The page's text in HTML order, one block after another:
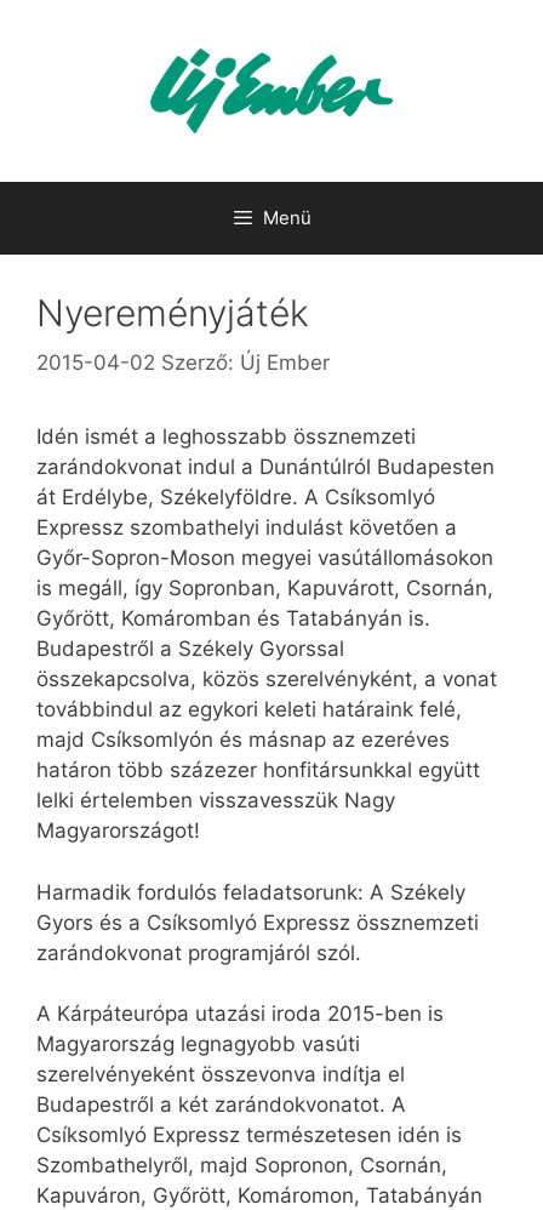
Menü
Nyereményjáték
2015-04-02 Szerző: Új Ember
Idén ismét a leghosszabb össznemzeti
zarándokvonat indul a Dunántúlról Budapesten
át Erdélybe, Székelyföldre. A Csíksomlyó
Expressz szombathelyi indulást követően a
Győr-Sopron-Moson megyei vasútállomásokon
is megáll, így Sopronban, Kapuvárott, Csornán,
Győrött, Komáromban és Tatabányán is.
Budapestről a Székely Gyorssal
összekapcsolva, közös szerelvényként, a vonat
továbbindul az egykori keleti határaink felé,
majd Csíksomlyón és másnap az ezeréves
határon több százezer honfitársunkkal együtt
lelki értelemben visszavesszük Nagy
Magyarországot!
Harmadik fordulós feladatsorunk: A Székely
Gyors és a Csíksomlyó Expressz össznemzeti
zarándokvonat programjáról szól.
A Kárpáteurópa utazási iroda 2015-ben is
Magyarország legnagyobb vasúti
szerelvényeként összevonva indítja el
Budapestről a két zarándokvonatot. A
Csíksomlyó Expressz természetesen idén is
Szombathelyről, majd Sopronon, Csornán,
Kapuváron, Győrött, Komáromon, Tatabányán